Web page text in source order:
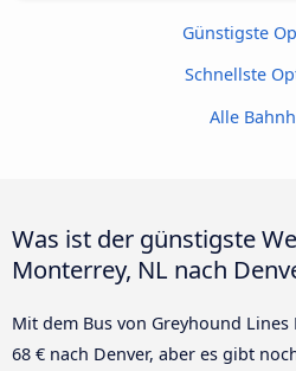
Günstigste
Schnellste
Alle
Was ist der günstigste
Monterrey, NL nach
Mit dem Bus von Greyhound
68 € nach Denver, aber es gibt